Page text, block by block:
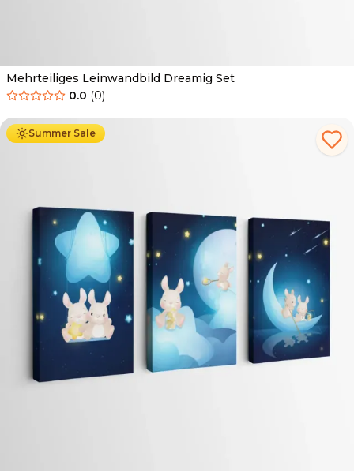
Mehrteiliges Leinwandbild Dreamig Set
0.0 (0)
Summer Sale
Ab 44.90 € 25.90